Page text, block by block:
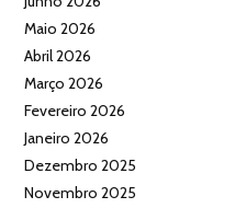
Maio 2026
Abril 2026
Março 2026
Fevereiro 2026
Janeiro 2026
Dezembro 2025
Novembro 2025